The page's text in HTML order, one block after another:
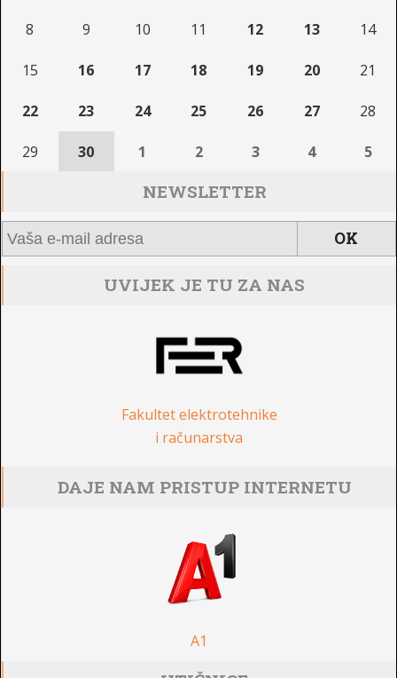
8 9 10 11 12 13 14
15 16 17 18 19 20 21
22 23 24 25 26 27 28
29 30 1 2 3 4 5
NEWSLETTER
UVIJEK JE TU ZA NAS
Fakultet elektrotehnike
i računarstva
DAJE NAM PRISTUP INTERNETU
A1